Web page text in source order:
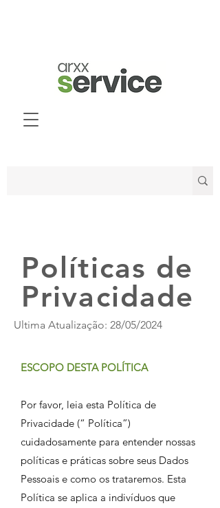
Políticas de
Privacidade
Ultima Atualização: 28/05/2024
ESCOPO DESTA POLÍTICA
Por favor, leia esta Política de
Privacidade (“ Política”)
cuidadosamente para entender nossas
políticas e práticas sobre seus Dados
Pessoais e como os trataremos. Esta
Política se aplica a indivíduos que